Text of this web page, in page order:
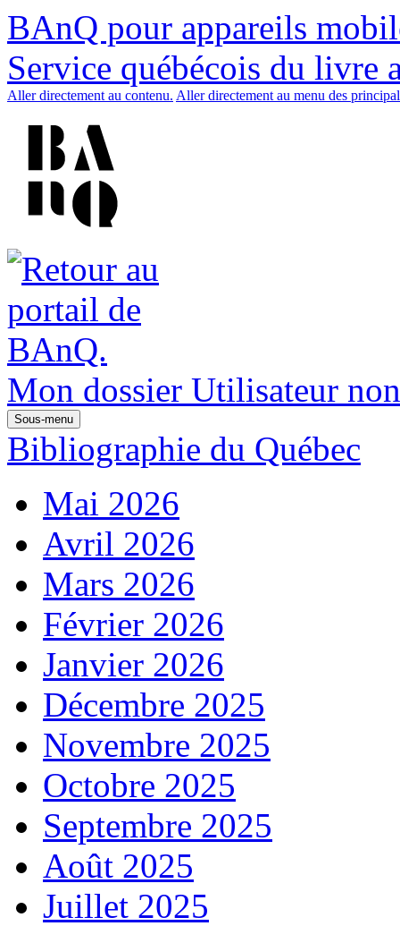
BAnQ pour appareils
Service québécois du livre
Aller directement au contenu. Aller directement au menu des
Mon dossier Utilisateur
Sous-menu
Bibliographie du Québec
Mai 2026
Avril 2026
Mars 2026
Février 2026
Janvier 2026
Décembre 2025
Novembre 2025
Octobre 2025
Septembre 2025
Août 2025
Juillet 2025